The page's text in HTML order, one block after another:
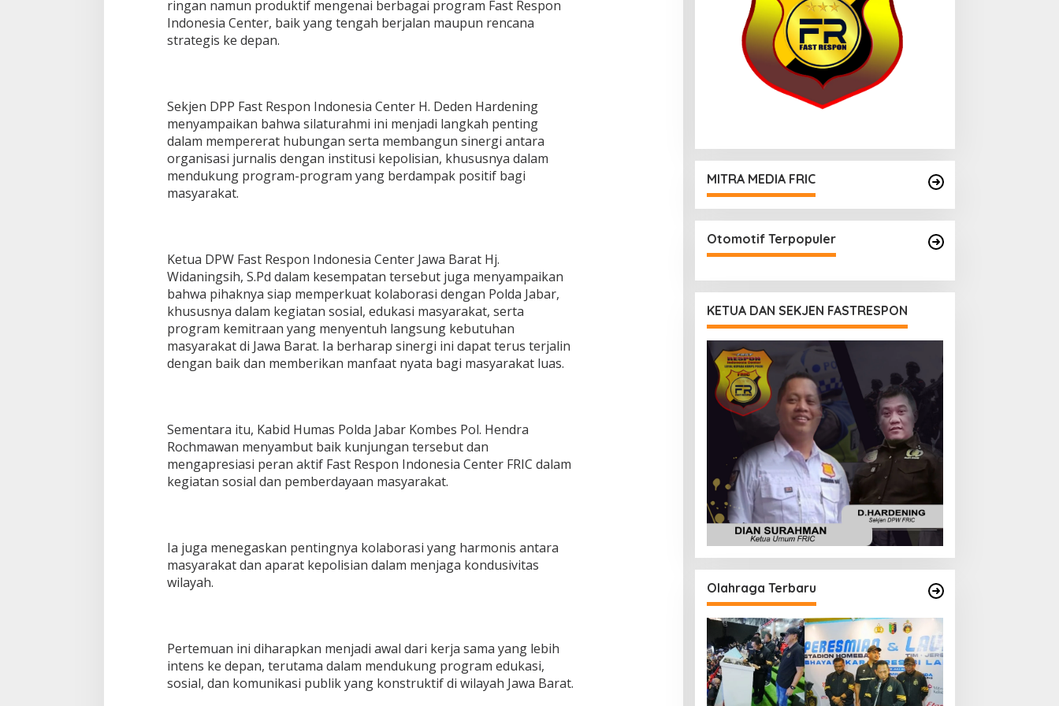
ringan namun produktif mengenai berbagai program Fast Respon
Indonesia Center, baik yang tengah berjalan maupun rencana
strategis ke depan.
Sekjen DPP Fast Respon Indonesia Center H. Deden Hardening
menyampaikan bahwa silaturahmi ini menjadi langkah penting
dalam mempererat hubungan serta membangun sinergi antara
organisasi jurnalis dengan institusi kepolisian, khususnya dalam
mendukung program-program yang berdampak positif bagi
masyarakat.
Ketua DPW Fast Respon Indonesia Center Jawa Barat Hj.
Widaningsih, S.Pd dalam kesempatan tersebut juga menyampaikan
bahwa pihaknya siap memperkuat kolaborasi dengan Polda Jabar,
khususnya dalam kegiatan sosial, edukasi masyarakat, serta
program kemitraan yang menyentuh langsung kebutuhan
masyarakat di Jawa Barat. Ia berharap sinergi ini dapat terus terjalin
dengan baik dan memberikan manfaat nyata bagi masyarakat luas.
Sementara itu, Kabid Humas Polda Jabar Kombes Pol. Hendra
Rochmawan menyambut baik kunjungan tersebut dan
mengapresiasi peran aktif Fast Respon Indonesia Center FRIC dalam
kegiatan sosial dan pemberdayaan masyarakat.
Ia juga menegaskan pentingnya kolaborasi yang harmonis antara
masyarakat dan aparat kepolisian dalam menjaga kondusivitas
wilayah.
Pertemuan ini diharapkan menjadi awal dari kerja sama yang lebih
intens ke depan, terutama dalam mendukung program edukasi,
sosial, dan komunikasi publik yang konstruktif di wilayah Jawa Barat.
MITRA MEDIA FRIC
Otomotif Terpopuler
KETUA DAN SEKJEN FASTRESPON
Olahraga Terbaru